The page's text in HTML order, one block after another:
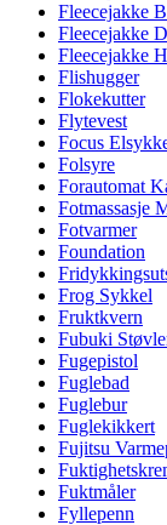
Fleecejakke
Fleecejakke
Fleecejakke
Flishugger
Flokekutter
Flytevest
Focus
Folsyre
Forautomat
Fotmassasje
Fotvarmer
Foundation
Frog Sykkel
Fruktkvern
Fubuki
Fugepistol
Fuglebad
Fuglebur
Fuglekikkert
Fujitsu
Fuktmåler
Fyllepenn